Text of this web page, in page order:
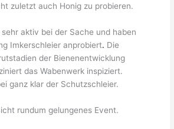
zuletzt auch Honig zu probieren.
aktiv bei der Sache und haben
Imkerschleier anprobiert. Die
der Bienenentwicklung
das Wabenwerk inspiziert.
ganz klar der Schutzschleier.
rundum gelungenes Event.